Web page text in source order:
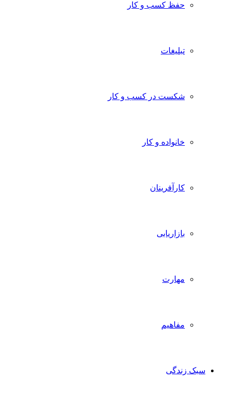
حفظ کسب و کار
تبلیغات
شکست در کسب و کار
خانواده و کار
کارآفرینان
بازاریابی
مهارت
مفاهیم
سبک زندگی